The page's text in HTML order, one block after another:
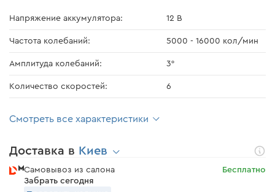
Напряжение аккумулятора: 12 В
Частота колебаний: 5000 - 16000 кол/мин
Амплитуда колебаний: 3°
Количество скоростей: 6
Смотреть все характеристики
Доставка в Киев
Самовывоз из салона
Забрать сегодня
Бесплатно